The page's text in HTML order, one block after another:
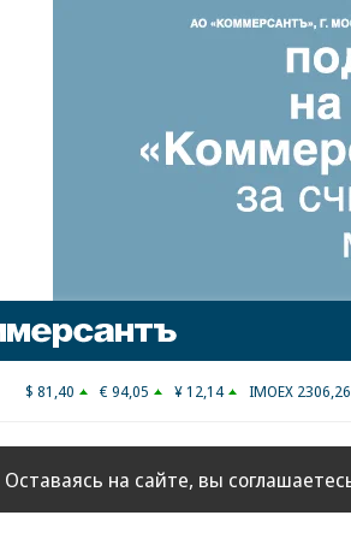
$ 81,40 € 94,05 ¥ 12,14 IMOEX 2306,26
Оставаясь на сайте, вы